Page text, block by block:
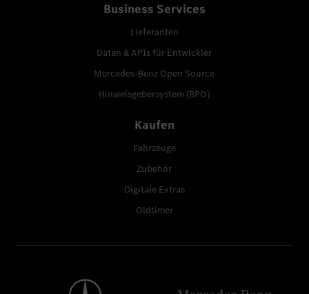
Business Services
Lieferanten
Daten & APIs für Entwickler
Mercedes-Benz Open Source
Hinweisgebersystem (BPO)
Kaufen
Fahrzeuge
Zubehör
Digitale Extras
Oldtimer